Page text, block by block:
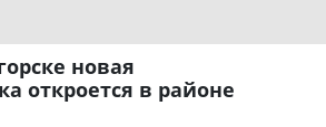
новая
откроется в районе